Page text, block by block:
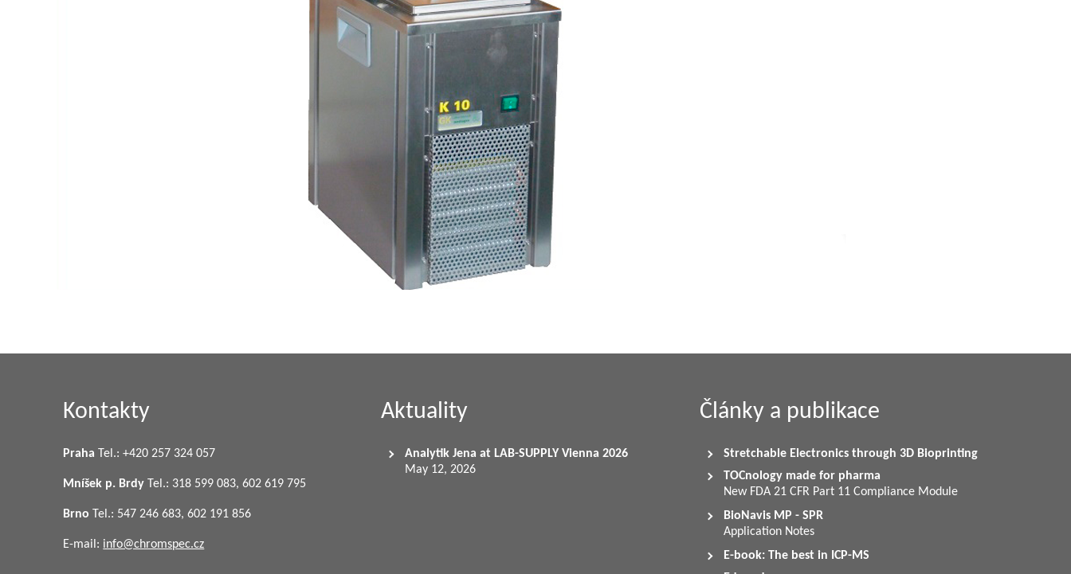
Kontakty
Praha Tel.: +420 257 324 057
Mníšek p. Brdy Tel.: 318 599 083, 602 619 795
Brno Tel.: 547 246 683, 602 191 856
E-mail: info@chromspec.cz
Aktuality
Analytik Jena at LAB-SUPPLY Vienna 2026
May 12, 2026
Články a publikace
Stretchable Electronics through 3D Bioprinting
TOCnology made for pharma
New FDA 21 CFR Part 11 Compliance Module
BioNavis MP - SPR
Application Notes
E-book: The best in ICP-MS